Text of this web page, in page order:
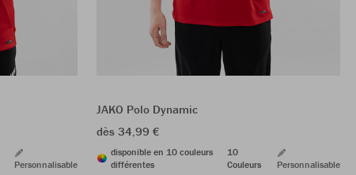
Personnalisable
JAKO Polo Dynamic
dès 34,99 €
disponible en 10 couleurs
différentes
10
Couleurs
Personnalisable